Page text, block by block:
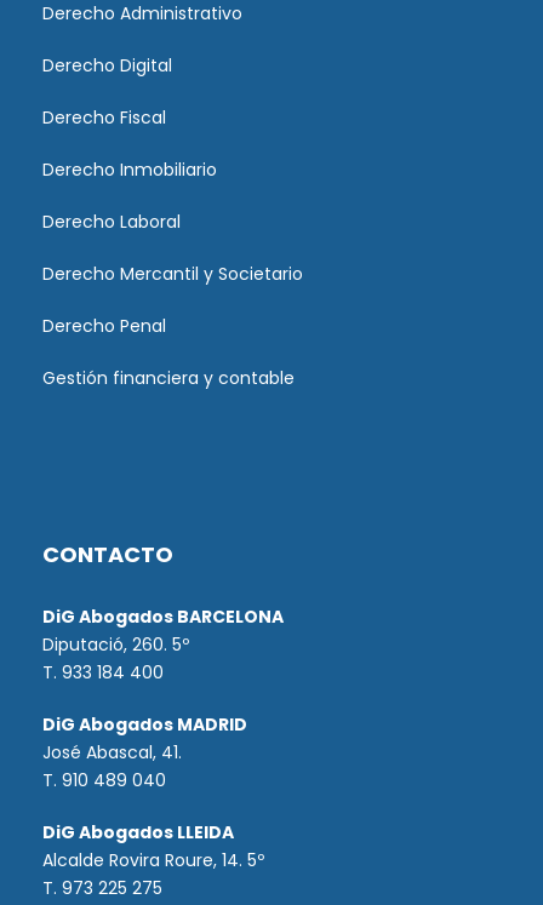
Derecho Administrativo
Derecho Digital
Derecho Fiscal
Derecho Inmobiliario
Derecho Laboral
Derecho Mercantil y Societario
Derecho Penal
Gestión financiera y contable
CONTACTO
DiG Abogados BARCELONA
Diputació, 260. 5º
T. 933 184 400
DiG Abogados MADRID
José Abascal, 41.
T. 910 489 040
DiG Abogados LLEIDA
Alcalde Rovira Roure, 14. 5º
T. 973 225 275